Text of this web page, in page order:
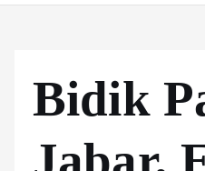
Bidik